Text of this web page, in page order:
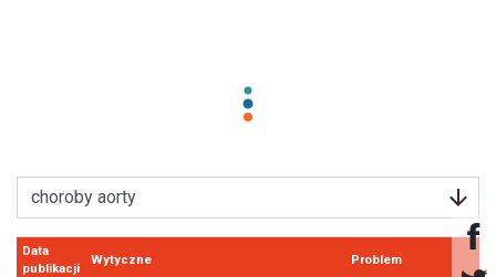
Data
publikacji
Wytyczne Problem